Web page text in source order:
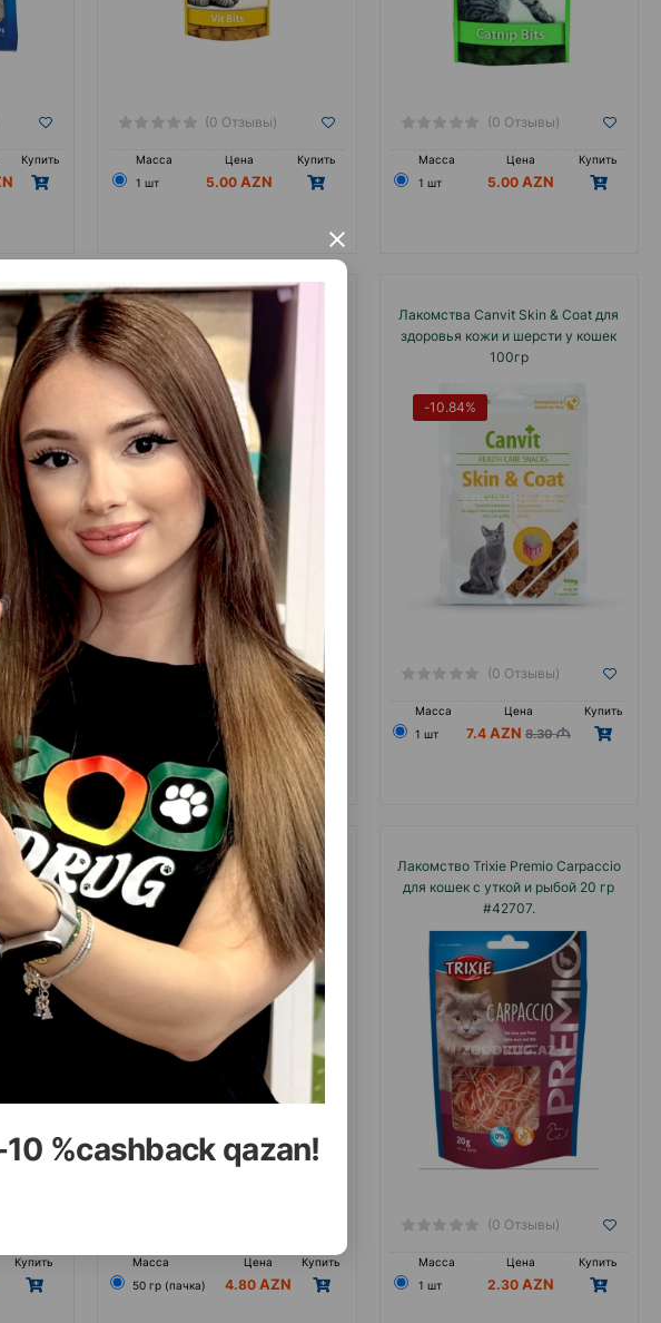
%cashback qazan!
×
Купить
(0 Отзывы)
Масса Цена
Купить
1 шт
5.00
(0 Отзывы)
Масса Цена
Купить
1 шт
5.00
котят
Купить
Лакомства Trixie #4235
натуральная трава для улучшения
пищеварения и насыщения
витаминами организма для котов
и кошек с поддоном 100 гр.
(0 Отзывы)
Цена
Купить
5.60
Лакомства Canvit Skin & Coat для
здоровья кожи и шерсти у кошек
100гр
-10.84%
(0 Отзывы)
Масса Цена
Купить
1 шт
7.4 8.30
кошек
и
Купить
Лакомство Trixie Catnip Chicken
Bites с курицей и кошачьей мятой
для кошек - вкусное и ароматное
угощение для ежедневного
поощрения 50г #42742.
Масса Цена
Купить
50 гр (пачка)
4.80
Лакомство Trixie Premio Carpaccio
для кошек с уткой и рыбой 20 гр
#42707.
(0 Отзывы)
Масса Цена
Купить
1 шт
2.30